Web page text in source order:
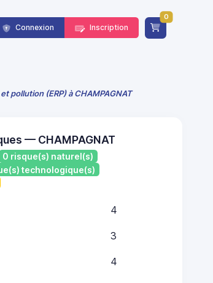
Connexion Inscription
0
pollution (ERP) à CHAMPAGNAT
— CHAMPAGNAT
0 risque(s) naturel(s)
technologique(s)
4
3
4